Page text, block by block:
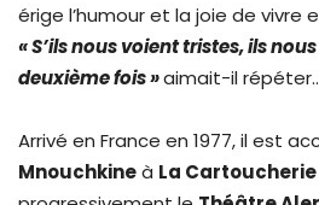
érige l’humour et la joie de vivre
« S’ils nous voient tristes, ils
deuxième fois »aimait-il
Arrivé en France en 1977, il est
Mnouchkineà La Cartoucherie